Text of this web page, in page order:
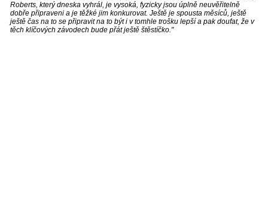
Roberts, který dneska vyhrál, je vysoká, fyzicky jsou úplně neuvěřitelně
dobře připraveni a je těžké jim konkurovat. Ještě je spousta měsíců, ještě
ještě čas na to se připravit na to být i v tomhle trošku lepší a pak doufat, že v
těch klíčových závodech bude přát ještě štěstíčko."